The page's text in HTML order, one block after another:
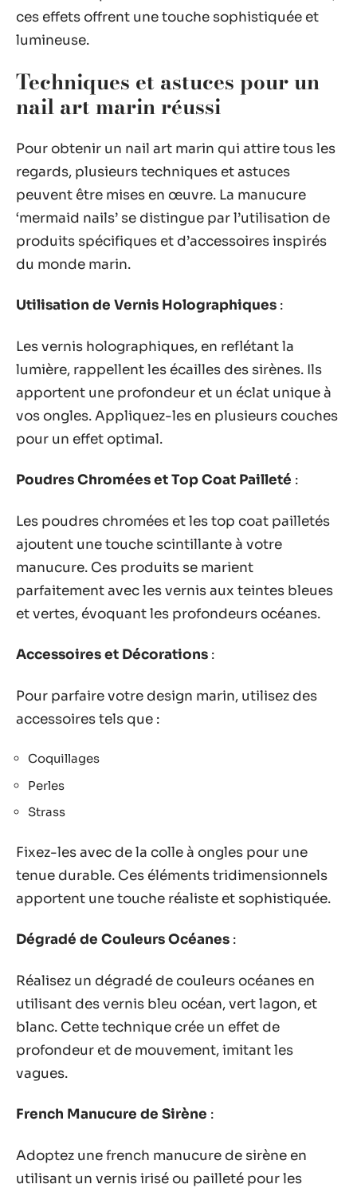
ces effets offrent une touche sophistiquée et
lumineuse.
Techniques et astuces pour un
nail art marin réussi
Pour obtenir un nail art marin qui attire tous les
regards, plusieurs techniques et astuces
peuvent être mises en œuvre. La manucure
‘mermaid nails’ se distingue par l’utilisation de
produits spécifiques et d’accessoires inspirés
du monde marin.
Utilisation de Vernis Holographiques :
Les vernis holographiques, en reflétant la
lumière, rappellent les écailles des sirènes. Ils
apportent une profondeur et un éclat unique à
vos ongles. Appliquez-les en plusieurs couches
pour un effet optimal.
Poudres Chromées et Top Coat Pailleté :
Les poudres chromées et les top coat pailletés
ajoutent une touche scintillante à votre
manucure. Ces produits se marient
parfaitement avec les vernis aux teintes bleues
et vertes, évoquant les profondeurs océanes.
Accessoires et Décorations :
Pour parfaire votre design marin, utilisez des
accessoires tels que :
Coquillages
Perles
Strass
Fixez-les avec de la colle à ongles pour une
tenue durable. Ces éléments tridimensionnels
apportent une touche réaliste et sophistiquée.
Dégradé de Couleurs Océanes :
Réalisez un dégradé de couleurs océanes en
utilisant des vernis bleu océan, vert lagon, et
blanc. Cette technique crée un effet de
profondeur et de mouvement, imitant les
vagues.
French Manucure de Sirène :
Adoptez une french manucure de sirène en
utilisant un vernis irisé ou pailleté pour les